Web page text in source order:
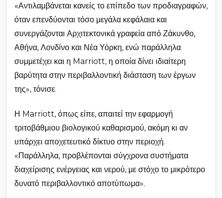
«Αντιλαμβάνεται κανείς το επίπεδο των προδιαγραφών,
όταν επενδύονται τόσο μεγάλα κεφάλαια και
συνεργάζονται Αρχιτεκτονικά γραφεία από Ζάκυνθο,
Αθήνα, Λονδίνο και Νέα Υόρκη, ενώ παράλληλα
συμμετέχει και η Marriott, η οποία δίνει ιδιαίτερη
βαρύτητα στην περιβαλλοντική διάσταση των έργων
της», τόνισε.
Η Marriott, όπως είπε, απαιτεί την εφαρμογή
τριτοβάθμιου βιολογικού καθαρισμού, ακόμη κι αν
υπάρχει αποχετευτικό δίκτυο στην περιοχή.
«Παράλληλα, προβλέπονται σύγχρονα συστήματα
διαχείρισης ενέργειας και νερού, με στόχο το μικρότερο
δυνατό περιβαλλοντικό αποτύπωμα».